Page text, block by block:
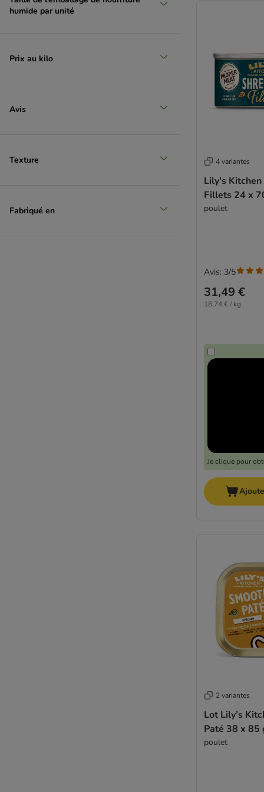
Sanabelle
Schesir
ShinyCat
Smølke
Terra Felis
Venandi Animal
humide par unité
Prix au kilo
Avis
Texture
Fabriqué en
4 variantes
Lily's
Fillets 24 x
poulet
31,49 €
18,74 € / kg
Je clique pour
Avis: 3/5
2 variantes
Lot Lily’s
Paté 38 x 85
poulet